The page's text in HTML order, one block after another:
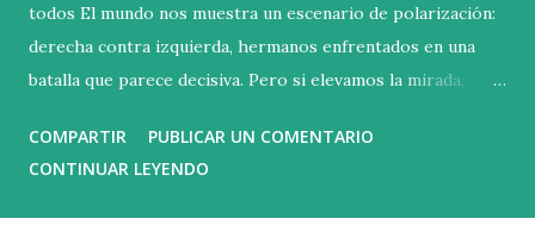
todos El mundo nos muestra un escenario de polarización:
derecha contra izquierda, hermanos enfrentados en una
batalla que parece decisiva. Pero si elevamos la mirada,
esencial se libra arriba, en las alturas donde se concentra la
riqueza y el poder. Basta con poseer un millón doscientos
mil euros de patrimonio neto para entrar en el 1 % más
COMPARTIR
PUBLICAR UN COMENTARIO
CONTINUAR LEYENDO